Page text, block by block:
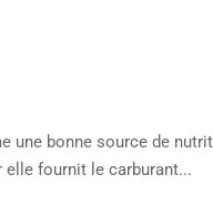
une bonne source de
fournit le carburant...